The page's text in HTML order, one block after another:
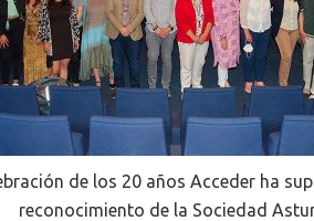
de los 20 años Acceder ha
reconocimiento de la Sociedad